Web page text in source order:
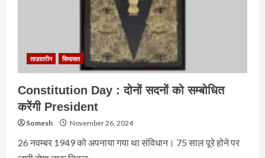
ताज़ातरीन सियासत
Constitution Day : दोनों सदनों को सम्बोधित
करेंगी President
Somesh November 26, 2024
26 नवम्बर 1949 को अपनाया गया था संविधान। 75 साल पूरे होने पर